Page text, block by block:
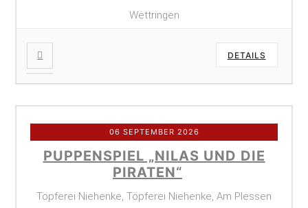
Wettringen
DETAILS
06 SEPTEMBER 2026
PUPPENSPIEL „NILAS UND DIE
PIRATEN“
Töpferei Niehenke, Töpferei Niehenke, Am Plessen